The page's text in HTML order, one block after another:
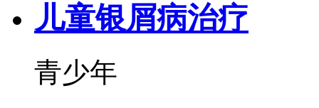
儿童银屑病治疗
青少年